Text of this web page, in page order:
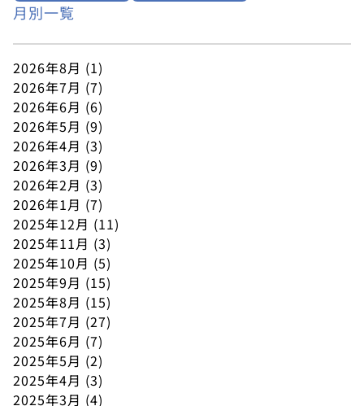
月別一覧
2026年8月 (1)
2026年7月 (7)
2026年6月 (6)
2026年5月 (9)
2026年4月 (3)
2026年3月 (9)
2026年2月 (3)
2026年1月 (7)
2025年12月 (11)
2025年11月 (3)
2025年10月 (5)
2025年9月 (15)
2025年8月 (15)
2025年7月 (27)
2025年6月 (7)
2025年5月 (2)
2025年4月 (3)
2025年3月 (4)